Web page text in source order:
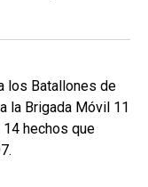
los Batallones de
la Brigada Móvil 11
hechos que